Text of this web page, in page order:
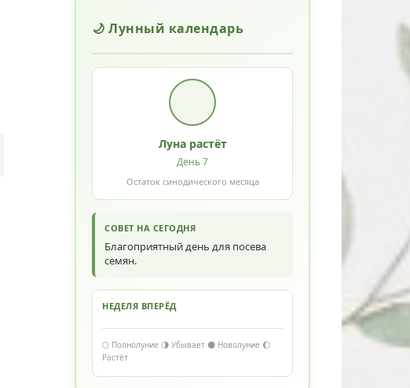
🌙 Лунный календарь
Луна растёт
День 7
Остаток синодического месяца
СОВЕТ НА СЕГОДНЯ
Благоприятный день для посева
семян.
НЕДЕЛЯ ВПЕРЁД
🌕 Полнолуние 🌗 Убывает 🌑 Новолуние 🌔
Растёт